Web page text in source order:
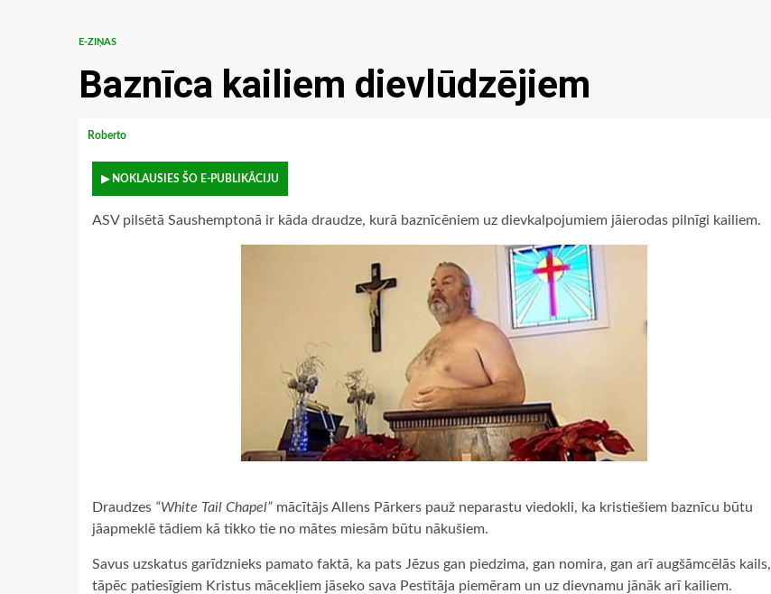
E-ZIŅAS
Baznīca kailiem dievlūdzējiem
Roberto
▶ NOKLAUSIES ŠO E-PUBLIKĀCIJU
ASV pilsētā Saushemptonā ir kāda draudze, kurā baznīcēniem uz dievkalpojumiem jāierodas pilnīgi kailiem.
Draudzes “White Tail Chapel” mācītājs Allens Pārkers pauž neparastu viedokli, ka kristiešiem baznīcu būtu
jāapmeklē tādiem kā tikko tie no mātes miesām būtu nākušiem.
Savus uzskatus garīdznieks pamato faktā, ka pats Jēzus gan piedzima, gan nomira, gan arī augšāmcēlās kails,
tāpēc patiesīgiem Kristus mācekļiem jāseko sava Pestītāja piemēram un uz dievnamu jānāk arī kailiem.